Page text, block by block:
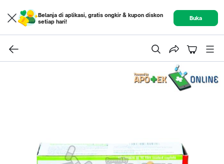
Belanja di aplikasi, gratis ongkir & kupon diskon
setiap hari!
Buka